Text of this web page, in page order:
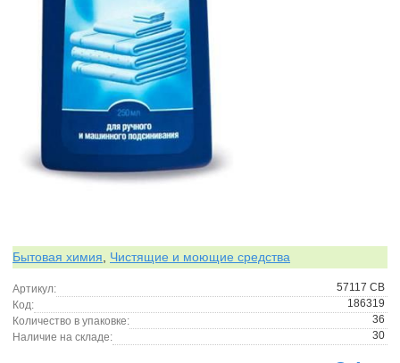
Бытовая химия Чистящие и моющие средства
Артикул:
57117 СВ
Код:
186319
Количество в упаковке:
36
Наличие на складе:
30